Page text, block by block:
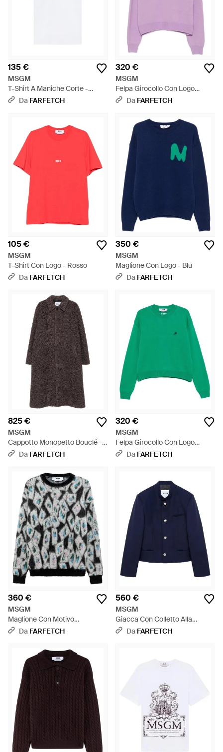
135 €
MSGM
T-Shirt A Maniche Corte -
Bianco
Da FARFETCH
320 €
MSGM
Felpa Girocollo Con Logo
Ricamato - Viola
Da FARFETCH
105 €
MSGM
T-Shirt Con Logo - Rosso
Da FARFETCH
350 €
MSGM
Maglione Con Logo - Blu
Da FARFETCH
825 €
MSGM
Cappotto Monopetto Bouclé -
Marrone
Da FARFETCH
320 €
MSGM
Felpa Girocollo Con Logo
Ricamato - Verde
Da FARFETCH
360 €
MSGM
Maglione Con Motivo
Geometrico - Grigio
Da FARFETCH
560 €
MSGM
Giacca Con Colletto Alla
Coreana - Blu
Da FARFETCH